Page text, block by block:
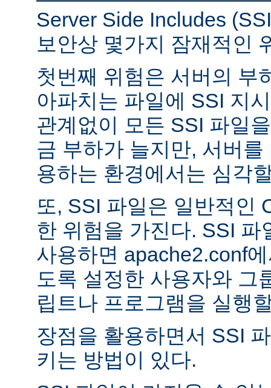
Server Side Includes
보안상 몇가지 잠재적인
첫번째 위험은 서버의 부
아파치는 파일에 SSI 지
관계없이 모든 SSI 파일
금 부하가 늘지만, 서버
용하는 환경에서는 심각
또, SSI 파일은 일반적인
한 위험을 가진다. SSI 파
사용하면 apache2.conf
도록 설정한 사용자와 그
립트나 프로그램을 실행
장점을 활용하면서 SSI
키는 방법이 있다.